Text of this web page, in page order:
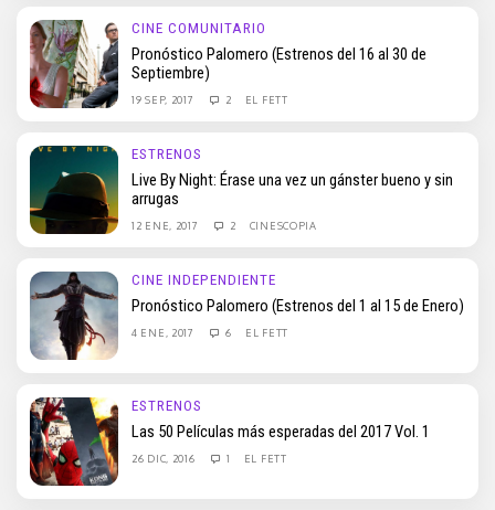
CINE COMUNITARIO
Pronóstico Palomero (Estrenos del 16 al 30 de
Septiembre)
19 SEP, 2017 2 EL FETT
ESTRENOS
Live By Night: Érase una vez un gánster bueno y sin
arrugas
12 ENE, 2017 2 CINESCOPIA
CINE INDEPENDIENTE
Pronóstico Palomero (Estrenos del 1 al 15 de Enero)
4 ENE, 2017 6 EL FETT
ESTRENOS
Las 50 Películas más esperadas del 2017 Vol. 1
26 DIC, 2016 1 EL FETT